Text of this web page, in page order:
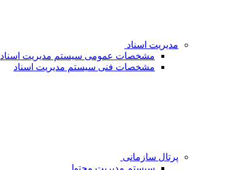
مدیریت اسناد
مشخصات عمومی سیستم مدیریت اسناد
مشخصات فنی سیستم مدیریت اسناد
پرتال سازمانی
سیستم مدیریت محتوا